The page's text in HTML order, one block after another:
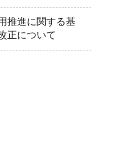
推進に関する基
正について